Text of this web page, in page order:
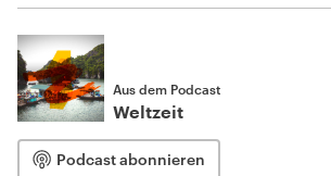
Aus dem Podcast
Weltzeit
Podcast abonnieren